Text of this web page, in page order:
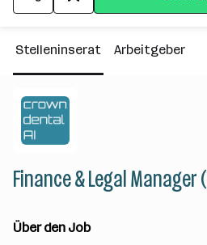
Stelleninserat Arbeitgeber
Finance & Legal
Über den Job